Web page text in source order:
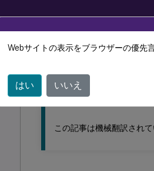
このコンテンツは動的に機械翻訳
Citrix Virtual Apps and
この記事は機械翻訳され
Webサイトの表示をブラウザーの優先
はい いいえ